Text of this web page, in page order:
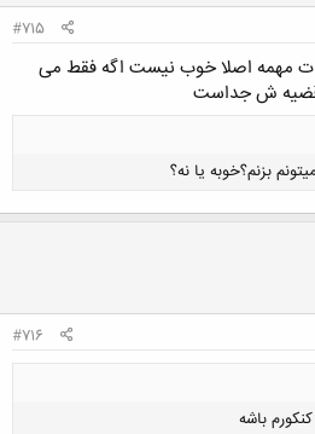
#715
مهمه اصلا خوب نیست اگه فقط می
قضیه ش جداست
بزنم؟خوبه یا نه؟
#716
باشه